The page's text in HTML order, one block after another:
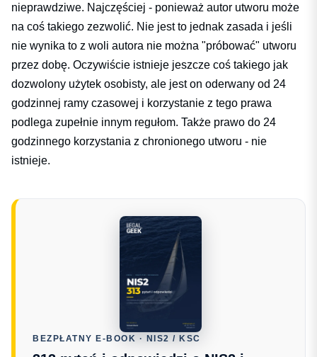
nieprawdziwe. Najczęściej - ponieważ autor utworu może
na coś takiego zezwolić. Nie jest to jednak zasada i jeśli
nie wynika to z woli autora nie można "próbować" utworu
przez dobę. Oczywiście istnieje jeszcze coś takiego jak
dozwolony użytek osobisty, ale jest on oderwany od 24
godzinnej ramy czasowej i korzystanie z tego prawa
podlega zupełnie innym regułom. Także prawo do 24
godzinnego korzystania z chronionego utworu - nie
istnieje.
BEZPŁATNY E-BOOK · NIS2 / KSC